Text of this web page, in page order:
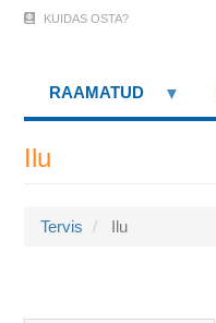
Menu
(logged
KUIDAS OSTA?
RAAMATUD
Ilu
Tervis Ilu